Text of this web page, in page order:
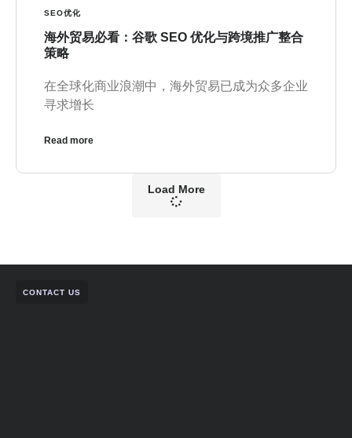
SEO优化
海外贸易必看：谷歌 SEO 优化与跨境推广整合
策略
在全球化商业浪潮中，海外贸易已成为众多企业
寻求增长
Read more
Load More
CONTACT US